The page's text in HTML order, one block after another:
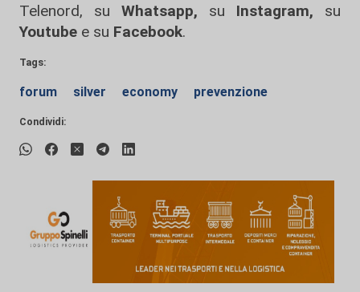
Telenord, su
Whatsapp, su Instagram, su
Youtube e su Facebook.
Tags:
forum silver economy prevenzione
Condividi: